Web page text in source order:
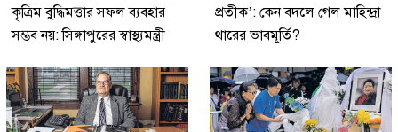
কৃত্রিম বুদ্ধিমত্তার সফল ব্যবহার
সম্ভব নয়: সিঙ্গাপুরের স্বাস্থ্যমন্ত্রী
প্রতীক’: কেন বদলে গেল মাহিন্দ্রা
থারের ভাবমূর্তি?